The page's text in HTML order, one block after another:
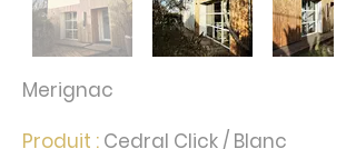
Merignac
Produit : Cedral Click / Blanc